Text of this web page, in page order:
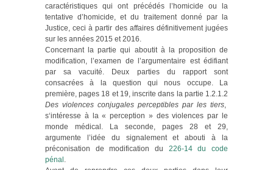
caractéristiques qui ont précédés l’homicide ou la
tentative d’homicide, et du traitement donné par la
Justice, ceci à partir des affaires définitivement jugées
sur les années 2015 et 2016.
Concernant la partie qui aboutit à la proposition de
modification, l’examen de l’argumentaire est édifiant
par sa vacuité. Deux parties du rapport sont
consacrées à la question qui nous occupe. La
première, pages 18 et 19, inscrite dans la partie 1.2.1.2
Des violences conjugales perceptibles par les tiers,
s‘intéresse à la « perception » des violences par le
monde médical. La seconde, pages 28 et 29,
argumente l’idée du signalement et abouti à la
préconisation de modification du 226-14 du code
pénal .